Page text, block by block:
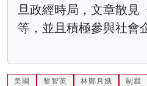
旦政經時局，文章散見
等，並且積極參與社會
美國 黎智英 林鄭月娥 制裁